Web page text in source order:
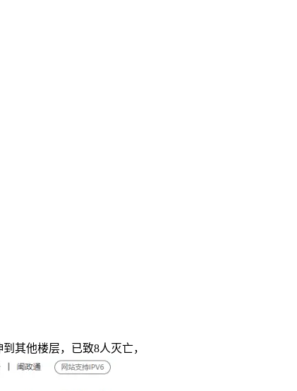
其他楼层，已致8人灭亡，